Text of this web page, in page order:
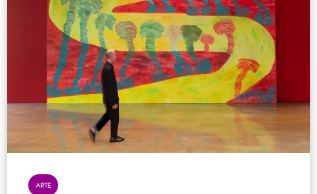
ARTE